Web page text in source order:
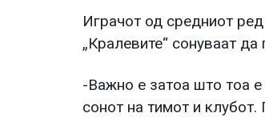
Играчот од средниот
„Кралевите“ сонуваат
-Важно е затоа што тоа
сонот на тимот и